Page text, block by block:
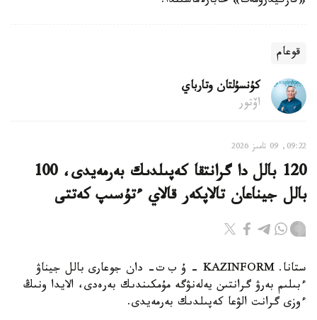
قوعام
كۇنسۇلتان وتارباي
اۆتور
09:22, 09 تامىز 2026
120 بالل دا گرانتقا كەپىلدىك بەرمەيدى، 100
بالل جيناعان تالاپكەر قالاي ءتۇسىپ كەتتى
ستانا. KAZINFORM – ۇ ب ت- دان جوعارى بالل جيناۋ
ءبىلىم بەرۋ گرانتىن يەلەنۋگە مۇمكىندىك بەرەدى، الايدا ونىڭ
ءوزى گرانت الۋعا كەپىلدىك بەرمەيدى.